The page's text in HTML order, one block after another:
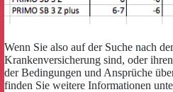
Wenn Sie also auf der Suche nach
Krankenversicherung sind, oder
der Bedingungen und Ansprüche
finden Sie weitere Informationen